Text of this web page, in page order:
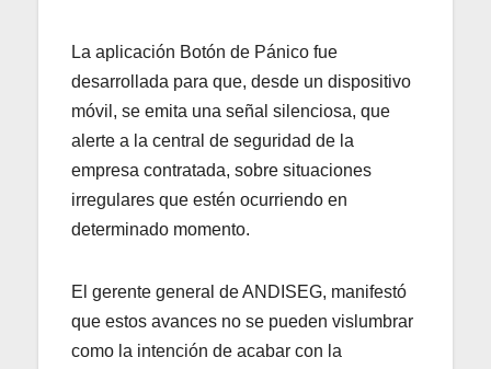
La aplicación Botón de Pánico fue
desarrollada para que, desde un dispositivo
móvil, se emita una señal silenciosa, que
alerte a la central de seguridad de la
empresa contratada, sobre situaciones
irregulares que estén ocurriendo en
determinado momento.
El gerente general de ANDISEG, manifestó
que estos avances no se pueden vislumbrar
como la intención de acabar con la